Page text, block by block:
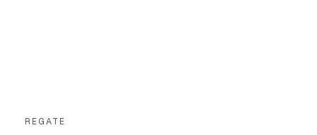
REGATE